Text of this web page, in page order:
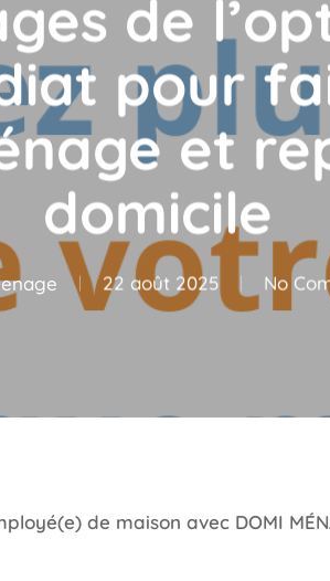
de
pour
et
domicile
22 août 2025 No
de maison avec DOMI